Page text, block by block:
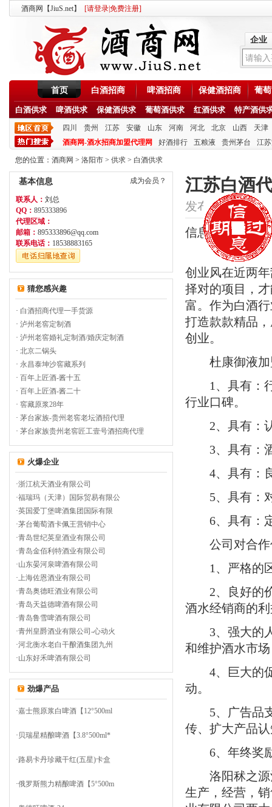
酒商网【JiuS.net】 [请登录免费注册]
企业
首页 白酒招商 啤酒招商 保健酒招商 葡
白酒供求 啤酒供求 保健酒供求 葡萄酒供求 红酒供求 特产酒供
四川 贵州 江苏 安徽 山东 河南 河北 北京 山西
天津
酒商网-酒水招商加盟代理网
好酒排行 五粮液 贵州茅台 江
您的位置： 酒商网 > 洛阳市 > 供求 > 白酒供求
成为会员？
基本信息
联系人： 刘总
QQ： 895333896
代理区域：
邮箱： 895333896@qq.com
联系电话： 18538883165
猜您感兴趣
· 白酒招商代理一手货源
· 泸州老窖定制酒
· 泸州老窖婚礼定制酒/婚庆定制酒
· 北京二锅头
· 永昌泰坤沙窖藏系列
· 百年上匠酒-酱十五
· 百年上匠酒-酱二十
· 窖藏原浆28年
· 茅台家族-贵州老窖老坛酒招代理
· 茅台家族贵州老窖匠工壹号酒招商代理
火爆企业
·浙江杭天酒业有限公司
·福瑞玛（天津）国际贸易有限公
·英国爱丁堡啤酒集团国际有限
·茅台葡萄酒卡佩王营销中心
·青岛世纪英皇酒业有限公司
·青岛金佰利特酒业有限公司
·山东晏河泉啤酒有限公司
·上海佐恩酒业有限公司
·青岛奥德旺酒业有限公司
·青岛天益德啤酒有限公司
·青岛鲁雪啤酒有限公司
·青州皇爵酒业有限公司-心动火
·河北衡水老白干酿酒集团九州
·山东好禾啤酒有限公司
劲爆产品
·嘉士熊原浆白啤酒【12°500ml
· 贝瑞星精酿啤酒【3.8°500ml*
·路易卡丹珍藏干红(五星)卡盒
·俄罗斯熊力精酿啤酒【5°500m
江苏白酒
发布时间：
信息类型：供应
创业风在近两
择对的项目，
富。作为白酒
打造款款精品
创业。
杜康御液加
1 、具有：
行业口碑。
2、具有：
3、具有：
4、具有：
5、具有：
6、具有：
公司对合作
1 、严格的
2、良好的
酒水经销商的
3、强大的
和维护酒水市
4、巨大的
动。
5、广告品
传、扩大产品
6、年终奖
洛阳秫之源
生产，经营，